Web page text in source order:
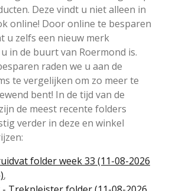
Deze vindt u niet alleen in
online! Door online te besparen
u zelfs een nieuw merk
in de buurt van Roermond is.
raden we u aan de
te vergelijken om zo meer te
bent! In de tijd van de
de meest recente folders
verder in deze en winkel
folder week 33 (11-08-2026
,